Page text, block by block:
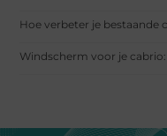
Hoe verbeter je bestaande
Windscherm voor je